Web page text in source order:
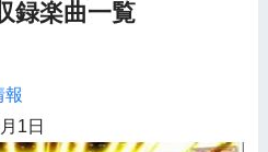
録楽曲一覧
報
1日